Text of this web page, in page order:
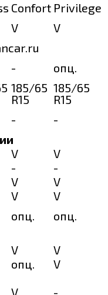
Confort Privilege
V
V
-
опц.
185/65
R15
185/65
R15
-
-
V
V
-
-
V
V
V
V
опц.
опц.
V
V
опц.
V